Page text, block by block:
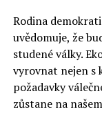
Rodina
uvědomuje, že
studené války.
vyrovnat nejen s
požadavky
zůstane na